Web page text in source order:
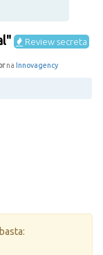
Review secreta
na Innovagency
basta: